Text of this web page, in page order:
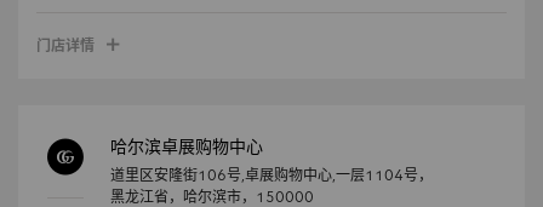
门店详情
哈尔滨卓展购物中心
道里区安隆街106号,卓展购物中心,一层1104号，
黑龙江省， 哈尔滨市， 150000